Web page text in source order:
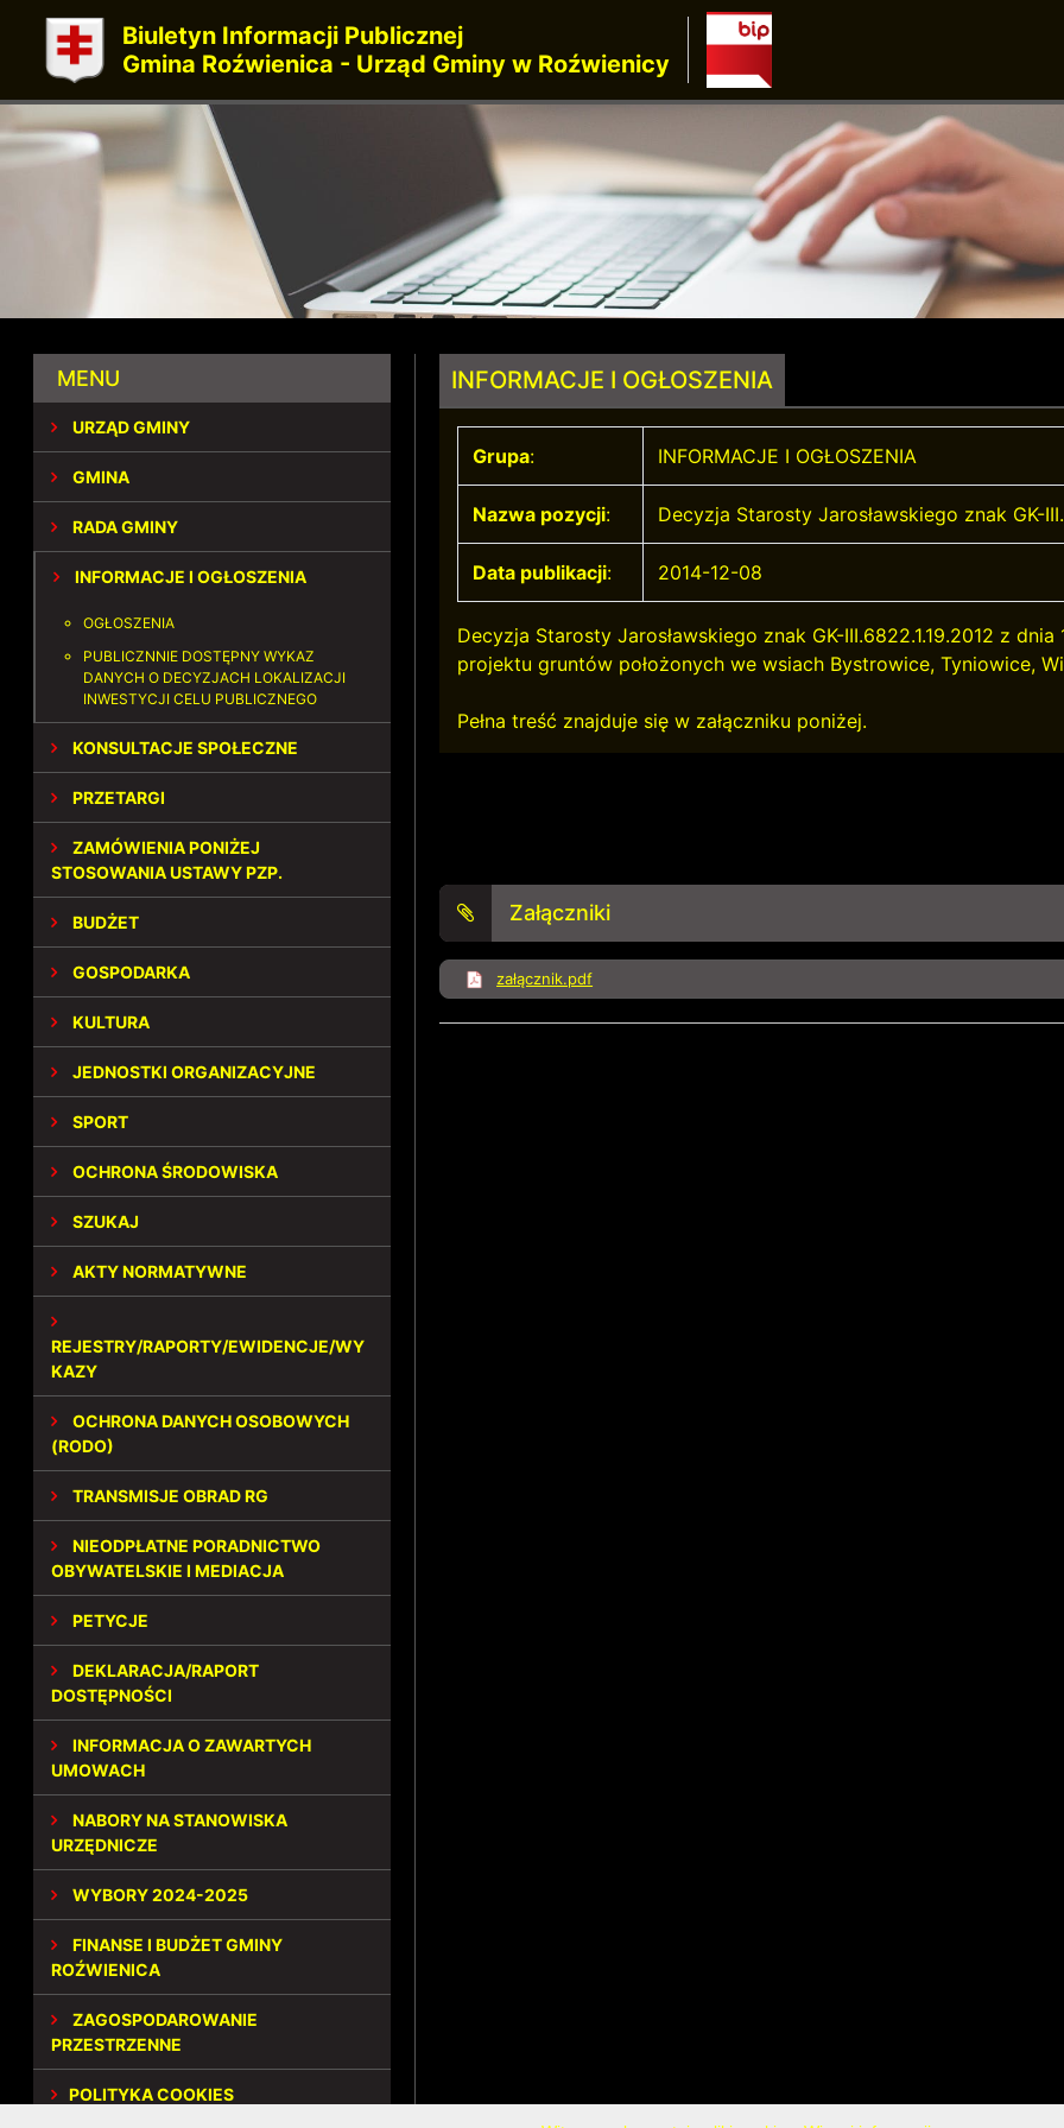
Biuletyn Informacji Publicznej
Gmina Roźwienica - Urząd Gminy w Roźwienicy
MENU
URZĄD GMINY
GMINA
RADA GMINY
INFORMACJE I OGŁOSZENIA
OGŁOSZENIA
PUBLICZNNIE DOSTĘPNY WYKAZ
DANYCH O DECYZJACH LOKALIZACJI
INWESTYCJI CELU PUBLICZNEGO
KONSULTACJE SPOŁECZNE
PRZETARGI
ZAMÓWIENIA PONIŻEJ
STOSOWANIA USTAWY PZP.
BUDŻET
GOSPODARKA
KULTURA
JEDNOSTKI ORGANIZACYJNE
SPORT
OCHRONA ŚRODOWISKA
SZUKAJ
AKTY NORMATYWNE
REJESTRY/RAPORTY/EWIDENCJE/WY
KAZY
OCHRONA DANYCH OSOBOWYCH
(RODO)
TRANSMISJE OBRAD RG
NIEODPŁATNE PORADNICTWO
OBYWATELSKIE I MEDIACJA
PETYCJE
DEKLARACJA/RAPORT
DOSTĘPNOŚCI
INFORMACJA O ZAWARTYCH
UMOWACH
NABORY NA STANOWISKA
URZĘDNICZE
WYBORY 2024-2025
FINANSE I BUDŻET GMINY
ROŹWIENICA
ZAGOSPODAROWANIE
PRZESTRZENNE
POLITYKA COOKIES
INFORMACJE I OGŁOSZENIA
Grupa: INFORMACJE I OGŁOSZENIA
Nazwa pozycji: Decyzja Starosty Jarosławskiego znak GK-
Data publikacji: 2014-12-08
Decyzja Starosty Jarosławskiego znak GK-III.6822.1.19.2012 z
projektu gruntów położonych we wsiach Bystrowice, Tyniowice,
Pełna treść znajduje się w załączniku poniżej.
Załączniki
załącznik.pdf